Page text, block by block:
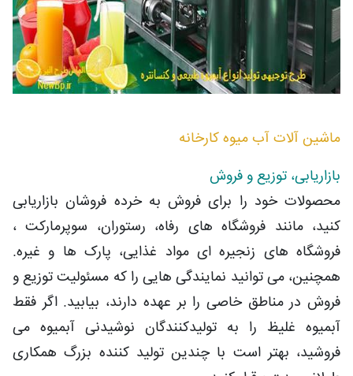
ماشین آلات آب میوه کارخانه
بازاریابی، توزیع و فروش
محصولات خود را برای فروش به خرده فروشان بازاریابی
کنید، مانند فروشگاه های رفاه، رستوران، سوپرمارکت ،
فروشگاه های زنجیره ای مواد غذایی، پارک ها و غیره.
همچنین، می توانید نمایندگی هایی را که مسئولیت توزیع و
فروش در مناطق خاصی را بر عهده دارند، بیابید. اگر فقط
آبمیوه غلیظ را به تولیدکنندگان نوشیدنی آبمیوه می
فروشید، بهتر است با چندین تولید کننده بزرگ همکاری